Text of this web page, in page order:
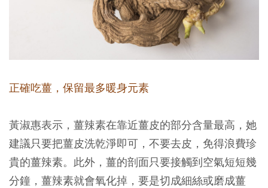
正確吃薑，保留最多暖身元素
黃淑惠表示，薑辣素在靠近薑皮的部分含量最高，她
建議只要把薑皮洗乾淨即可，不要去皮，免得浪費珍
貴的薑辣素。此外，薑的剖面只要接觸到空氣短短幾
分鐘，薑辣素就會氧化掉，要是切成細絲或磨成薑